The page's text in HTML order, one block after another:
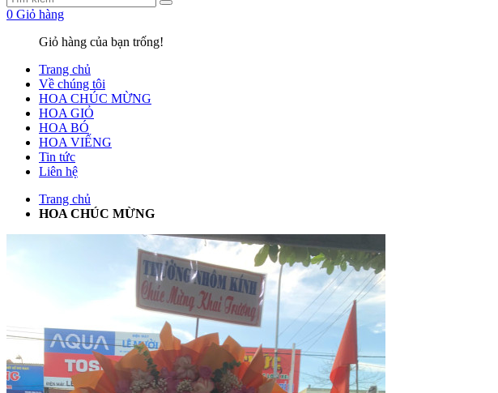
0 Giỏ hàng
Giỏ hàng của bạn trống!
Trang chủ
Về chúng tôi
HOA CHÚC MỪNG
HOA GIỎ
HOA BÓ
HOA VIẾNG
Tin tức
Liên hệ
Trang chủ
HOA CHÚC MỪNG